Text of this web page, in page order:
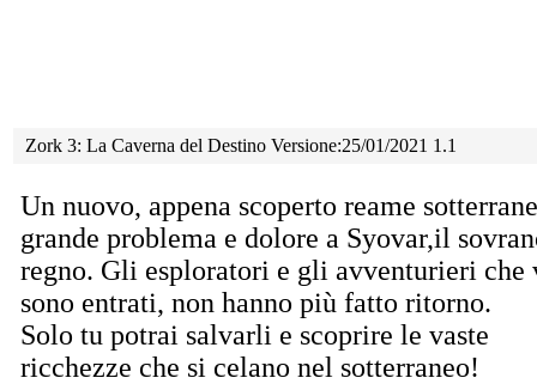
Zork 3: La Caverna del Destino Versione:25/01/2021 1.1
Un nuovo, appena scoperto reame
grande problema e dolore a Syovar,il
regno. Gli esploratori e gli avventurieri che
sono entrati, non hanno più fatto ritorno.
Solo tu potrai salvarli e scoprire le vaste
ricchezze che si celano nel sotterraneo!